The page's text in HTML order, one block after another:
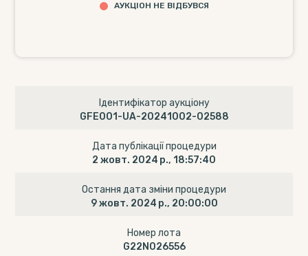
АУКЦІОН НЕ ВІДБУВСЯ
Ідентифікатор аукціону
GFE001-UA-20241002-02588
Дата публікації процедури
2 жовт. 2024 р., 18:57:40
Остання дата зміни процедури
9 жовт. 2024 р., 20:00:00
Номер лота
G22N026556